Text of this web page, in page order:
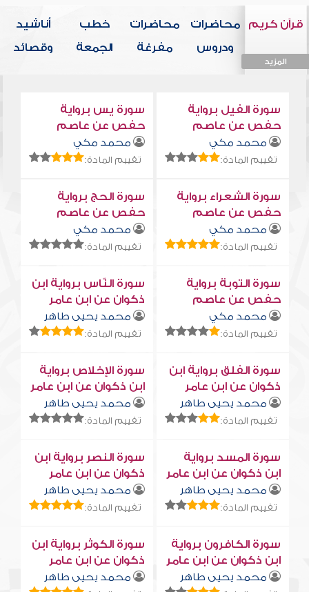
قرآن كريم
المزيد
محاضرات
ودروس
محاضرات
مفرغة
خطب
الجمعة
أناشيد
وقصائد
سورة الفيل برواية
حفص عن عاصم
محمد مكي
تقييم المادة:
سورة يس برواية
حفص عن عاصم
محمد مكي
تقييم المادة:
سورة الشعراء برواية
حفص عن عاصم
محمد مكي
تقييم المادة:
سورة الحج برواية
حفص عن عاصم
محمد مكي
تقييم المادة:
سورة التوبة برواية
حفص عن عاصم
محمد مكي
تقييم المادة:
سورة النّاس برواية ابن
ذكوان عن ابن عامر
محمد يحيى طاهر
تقييم المادة:
سورة الفلق برواية ابن
ذكوان عن ابن عامر
محمد يحيى طاهر
تقييم المادة:
سورة الإخلاص برواية
ابن ذكوان عن ابن عامر
محمد يحيى طاهر
تقييم المادة:
سورة المسد برواية
ابن ذكوان عن ابن عامر
محمد يحيى طاهر
تقييم المادة:
سورة النصر برواية ابن
ذكوان عن ابن عامر
محمد يحيى طاهر
تقييم المادة:
سورة الكافرون برواية
ابن ذكوان عن ابن عامر
محمد يحيى طاهر
سورة الكوثر برواية ابن
ذكوان عن ابن عامر
محمد يحيى طاهر